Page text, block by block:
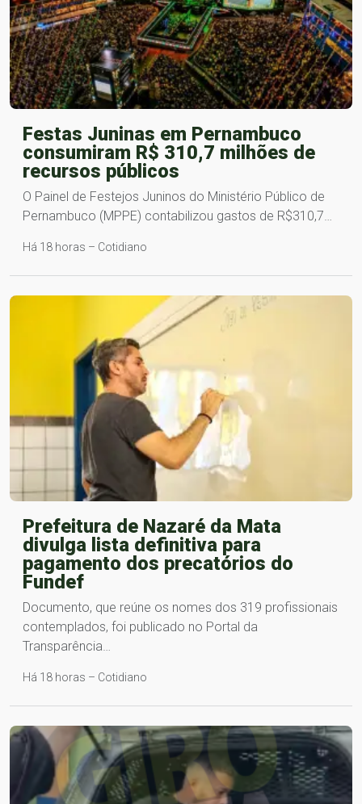
Festas Juninas em Pernambuco
consumiram R$ 310,7 milhões de
recursos públicos
O Painel de Festejos Juninos do Ministério Público de
Pernambuco (MPPE) contabilizou gastos de R$310,7…
Há 18 horas – Cotidiano
Prefeitura de Nazaré da Mata
divulga lista definitiva para
pagamento dos precatórios do
Fundef
Documento, que reúne os nomes dos 319 profissionais
contemplados, foi publicado no Portal da
Transparência…
Há 18 horas – Cotidiano